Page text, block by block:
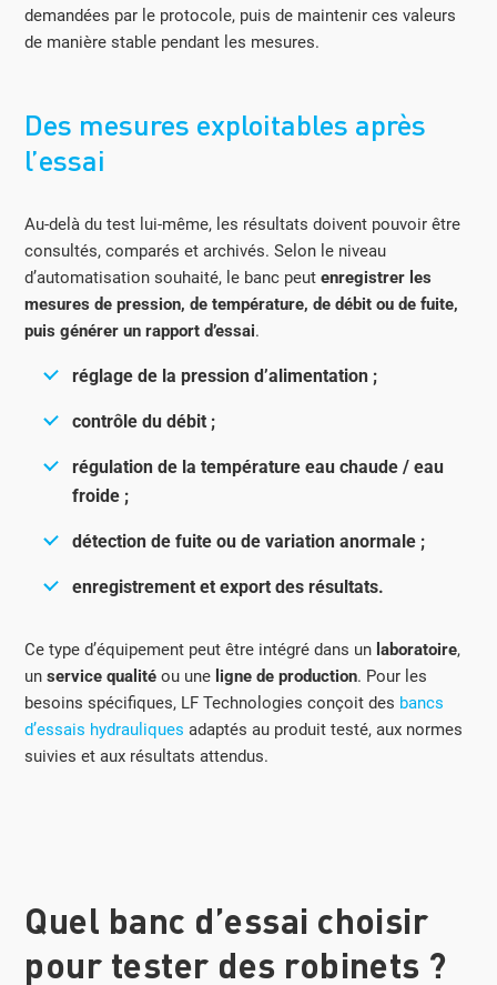
demandées par le protocole, puis de maintenir ces valeurs
de manière stable pendant les mesures.
Des mesures exploitables après
l’essai
Au-delà du test lui-même, les résultats doivent pouvoir être
consultés, comparés et archivés. Selon le niveau
d’automatisation souhaité, le banc peutenregistrer les
mesures de pression, de température, de débit ou de fuite,
puis générer un rapport d’essai.
réglage de la pression d’alimentation ;
contrôle du débit ;
régulation de la température eau chaude / eau
froide ;
détection de fuite ou de variation anormale ;
enregistrement et export des résultats.
Ce type d’équipement peut être intégré dans un laboratoire,
unservice qualité ou une ligne de production. Pour les
besoins spécifiques, LF Technologies conçoit des bancs
d’essais hydrauliques adaptés au produit testé, aux normes
suivies et aux résultats attendus.
Quel banc d’essai choisir
pour tester des robinets ?